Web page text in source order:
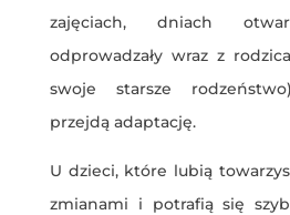
zajęciach, dniach
odprowadzały wraz z
swoje starsze
przejdą adaptację.
U dzieci, które lubią
zmianami i potrafią się